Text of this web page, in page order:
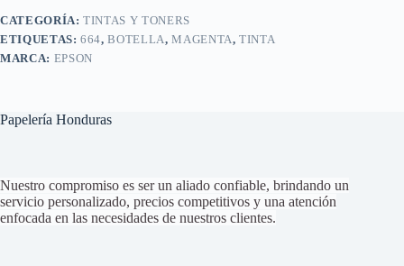
CATEGORÍA:TINTAS Y TONERS
ETIQUETAS:664,BOTELLA,MAGENTA,TINTA
MARCA: EPSON
Papelería Honduras
Nuestro compromiso es ser un aliado confiable, brindando un
servicio personalizado, precios competitivos y una atención
enfocada en las necesidades de nuestros clientes.